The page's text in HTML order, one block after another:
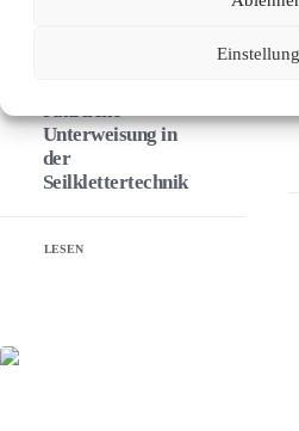
Jährliche
Unterweisung in
der
Seilklettertechnik
LESEN